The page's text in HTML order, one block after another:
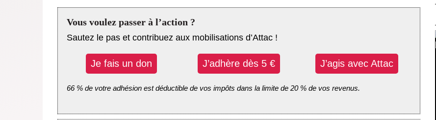
Vous voulez passer à l’action ?
Sautez le pas et contribuez aux mobilisations d’Attac !
Je fais un don J’adhère dès 5 € J’agis avec Attac
66 % de votre adhésion est déductible de vos impôts dans la limite de 20 % de vos revenus.